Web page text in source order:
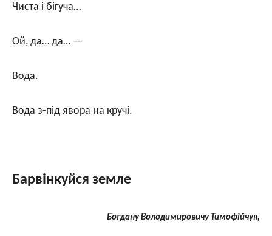
Чиста і бігуча…
Ой, да… да… —
Вода.
Вода з-під явора на кручі.
Барвінкуйся земле
Богдану Володимировичу Тимофійчук,